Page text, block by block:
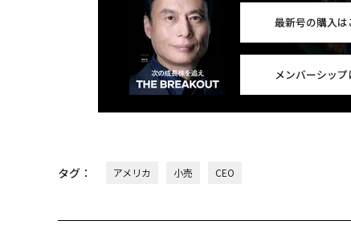
最新号の購入は
メンバーシッ
タグ： アメリカ 小売 CEO